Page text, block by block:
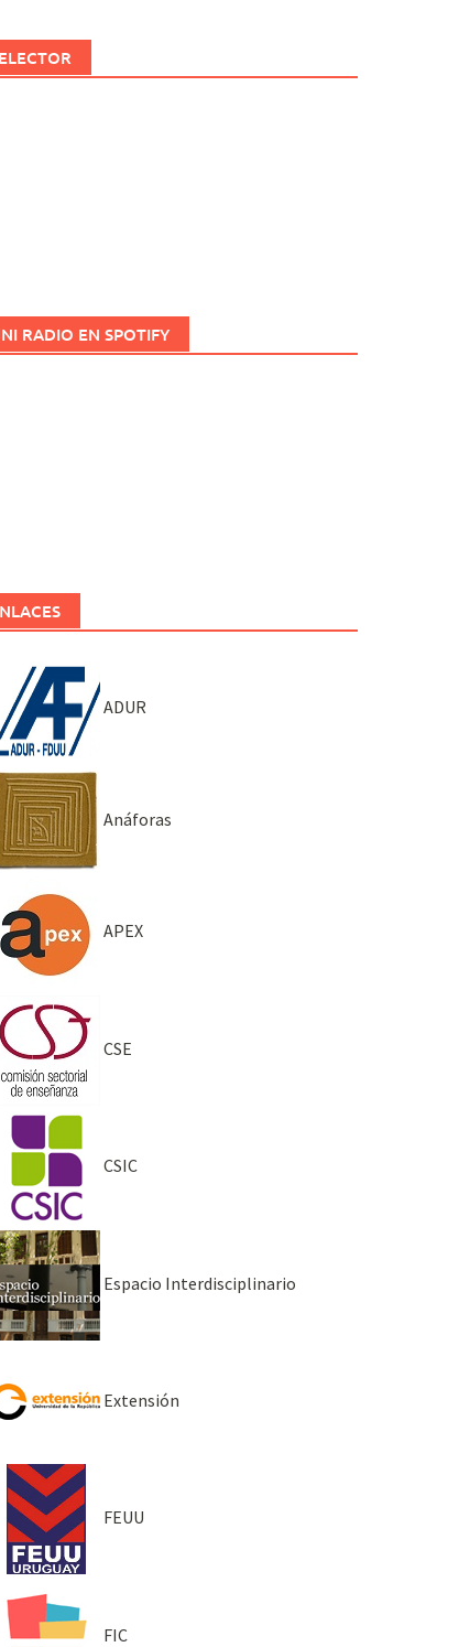
RADIO EN SPOTIFY
ADUR
Anáforas
APEX
CSE
CSIC
Espacio Interdisciplinario
Extensión
FEUU
FIC